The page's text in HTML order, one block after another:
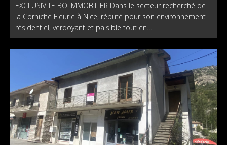
EXCLUSIVITE BO IMMOBILIER Dans le secteur recherché de
la Corniche Fleurie à Nice, réputé pour son environnement
résidentiel, verdoyant et paisible tout en…